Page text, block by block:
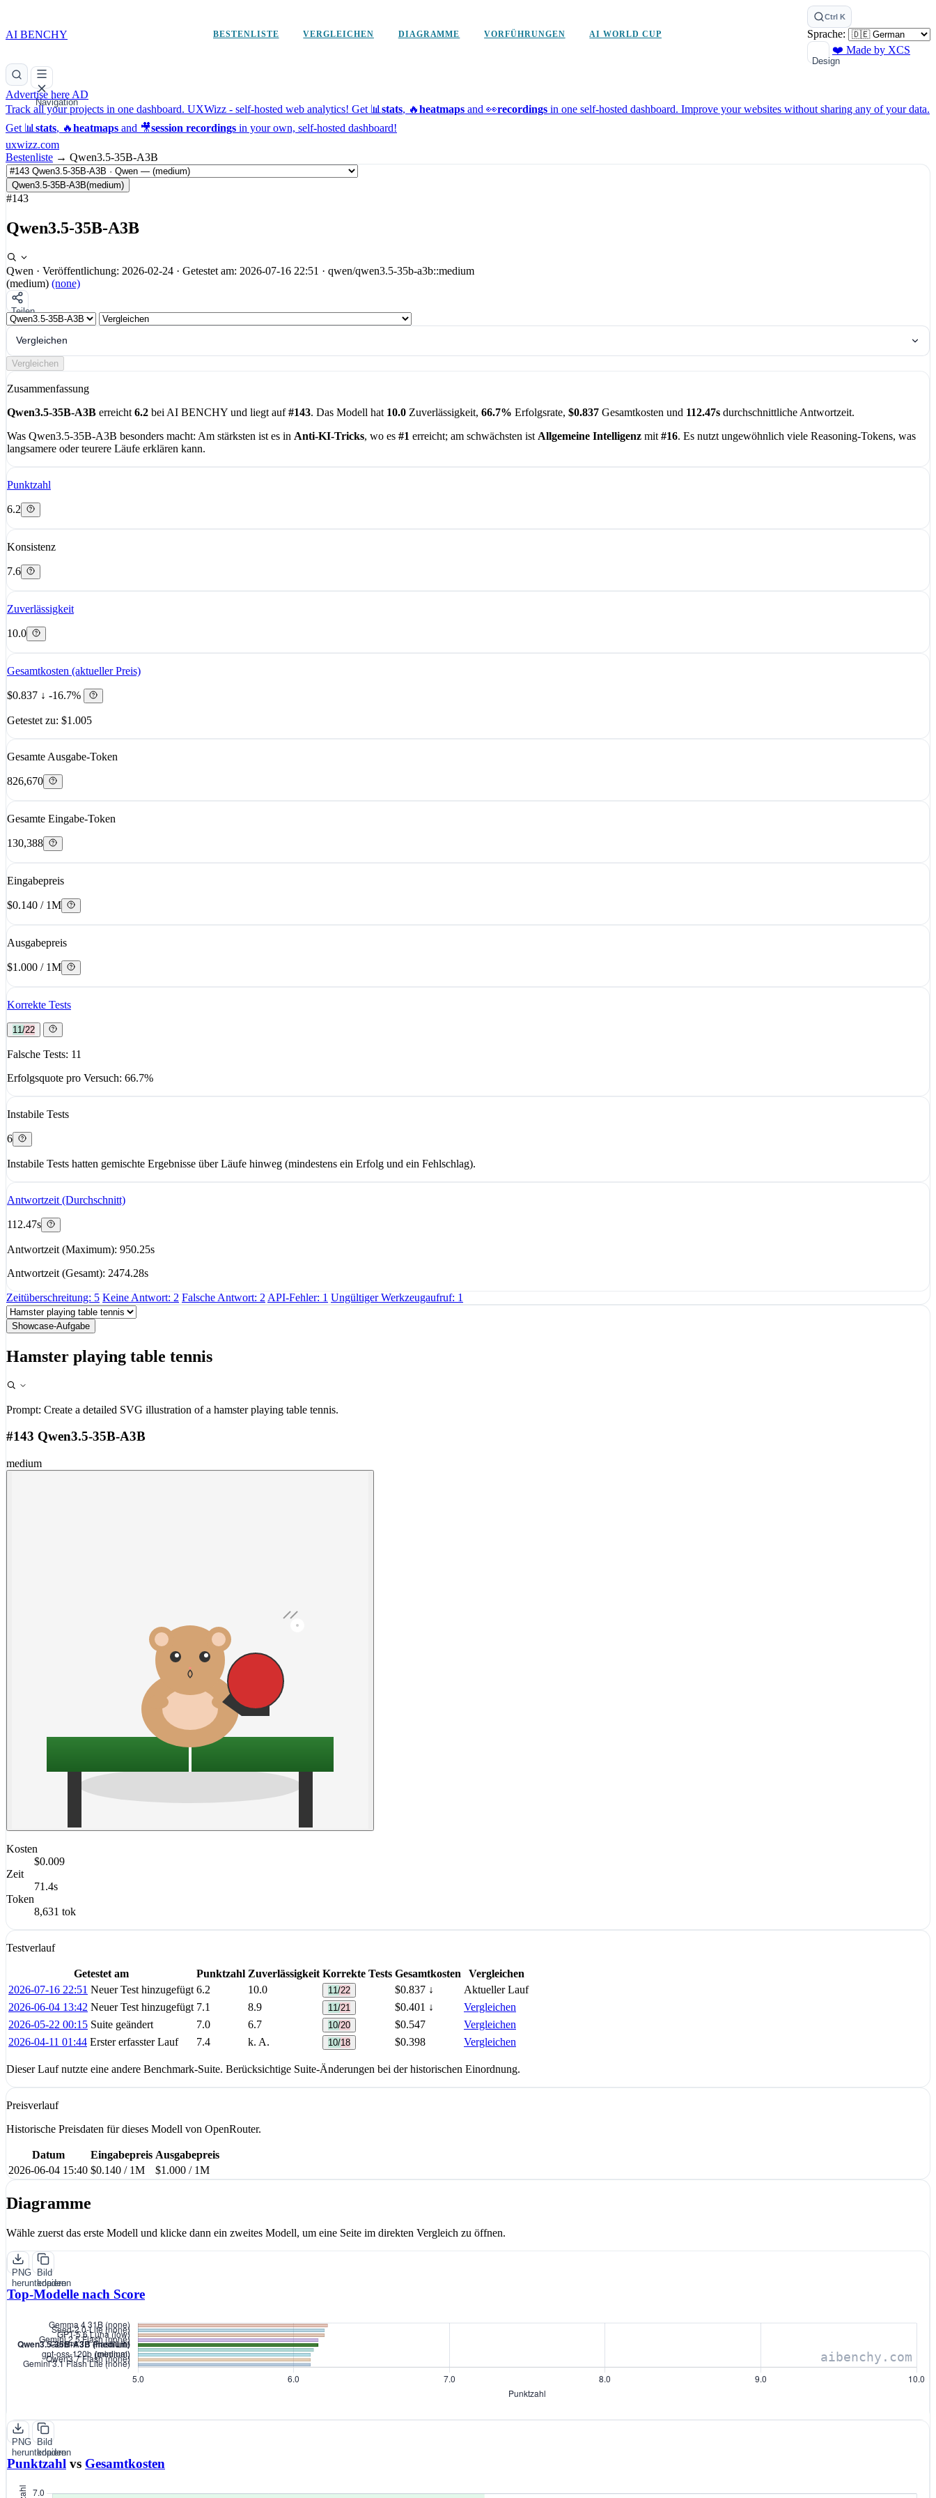
AI BENCHY BESTENLISTE VERGLEICHEN DIAGRAMME VORFÜHRUNGEN AI WORLD CUP
Ctrl K
Sprache:
Design
❤️ Made by XCS
Navigation
Advertise here AD
Track all your projects in one dashboard. UXWizz - self-hosted web analytics! Get 📊 stats, 🔥heatmaps and 👀recordings in one self-hosted dashboard. Improve your websites without sharing any of your data.
Get 📊 stats, 🔥heatmaps and 🎥session recordings in your own, self-hosted dashboard!
uxwizz.com
Bestenliste → Qwen3.5-35B-A3B
Qwen3.5-35B-A3B(medium)
#143
Qwen3.5-35B-A3B
Qwen · Veröffentlichung: 2026-02-24 · Getestet am: 2026-07-16 22:51 · qwen/qwen3.5-35b-a3b::medium
(medium) (none)
Teilen
Vergleichen
Vergleichen
Zusammenfassung
Qwen3.5-35B-A3B erreicht 6.2 bei AI BENCHY und liegt auf#143. Das Modell hat 10.0 Zuverlässigkeit, 66.7% Erfolgsrate, $0.837 Gesamtkosten und 112.47s durchschnittliche Antwortzeit.
Was Qwen3.5-35B-A3B besonders macht: Am stärksten ist es in Anti-KI-Tricks, wo es #1 erreicht; am schwächsten ist Allgemeine Intelligenz mit #16. Es nutzt ungewöhnlich viele Reasoning-Tokens, was
langsamere oder teurere Läufe erklären kann.
Punktzahl
6.2
Konsistenz
7.6
Zuverlässigkeit
10.0
Gesamtkosten (aktueller Preis)
$0.837 ↓ -16.7%
Getestet zu: $1.005
Gesamte Ausgabe-Token
826,670
Gesamte Eingabe-Token
130,388
Eingabepreis
$0.140 / 1M
Ausgabepreis
$1.000 / 1M
Korrekte Tests
11/22
Falsche Tests: 11
Erfolgsquote pro Versuch: 66.7%
Instabile Tests
6
Instabile Tests hatten gemischte Ergebnisse über Läufe hinweg (mindestens ein Erfolg und ein Fehlschlag).
Antwortzeit (Durchschnitt)
112.47s
Antwortzeit (Maximum): 950.25s
Antwortzeit (Gesamt): 2474.28s
Zeitüberschreitung: 5 Keine Antwort: 2 Falsche Antwort: 2 API-Fehler: 1 Ungültiger Werkzeugaufruf: 1
Showcase-Aufgabe
Hamster playing table tennis
Prompt: Create a detailed SVG illustration of a hamster playing table tennis.
#143 Qwen3.5-35B-A3B
medium
Kosten
$0.009
Zeit
71.4s
Token
8,631 tok
Testverlauf
Getestet am Punktzahl Zuverlässigkeit Korrekte Tests Gesamtkosten
Vergleichen
2026-07-16 22:51 Neuer Test hinzugefügt 6.2 10.0 11/22 $0.837 ↓
Aktueller Lauf
2026-06-04 13:42 Neuer Test hinzugefügt 7.1 8.9 11/21 $0.401 ↓
Vergleichen
2026-05-22 00:15 Suite geändert 7.0 6.7 10/20 $0.547
Vergleichen
2026-04-11 01:44 Erster erfasster Lauf 7.4 k. A. 10/18 $0.398 Vergleichen
Dieser Lauf nutzte eine andere Benchmark-Suite. Berücksichtige Suite-Änderungen bei der historischen Einordnung.
Preisverlauf
Historische Preisdaten für dieses Modell von OpenRouter.
Datum Eingabepreis Ausgabepreis
2026-06-04 15:40 $0.140 / 1M $1.000 / 1M
Diagramme
Wähle zuerst das erste Modell und klicke dann ein zweites Modell, um eine Seite im direkten Vergleich zu öffnen.
PNG
herunterladen
Bild
kopieren
Top-Modelle nach Score
PNG
herunterladen
Bild
kopieren
Punktzahl vs Gesamtkosten